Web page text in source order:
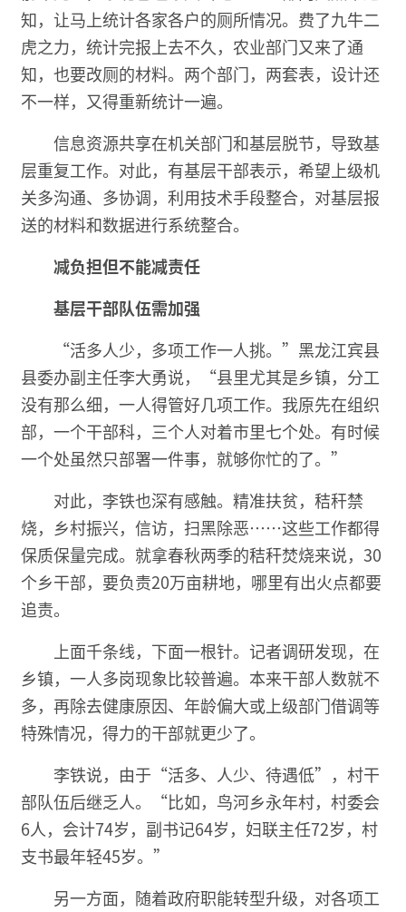
知，让马上统计各家各户的厕所情况。费了九牛二
虎之力，统计完报上去不久，农业部门又来了通
知，也要改厕的材料。两个部门，两套表，设计还
不一样，又得重新统计一遍。
信息资源共享在机关部门和基层脱节，导致基
层重复工作。对此，有基层干部表示，希望上级机
关多沟通、多协调，利用技术手段整合，对基层报
送的材料和数据进行系统整合。
减负担但不能减责任
基层干部队伍需加强
“活多人少，多项工作一人挑。”黑龙江宾县
县委办副主任李大勇说，“县里尤其是乡镇，分工
没有那么细，一人得管好几项工作。我原先在组织
部，一个干部科，三个人对着市里七个处。有时候
一个处虽然只部署一件事，就够你忙的了。”
对此，李铁也深有感触。精准扶贫，秸秆禁
烧，乡村振兴，信访，扫黑除恶……这些工作都得
保质保量完成。就拿春秋两季的秸秆焚烧来说，30
个乡干部，要负责20万亩耕地，哪里有出火点都要
追责。
上面千条线，下面一根针。记者调研发现，在
乡镇，一人多岗现象比较普遍。本来干部人数就不
多，再除去健康原因、年龄偏大或上级部门借调等
特殊情况，得力的干部就更少了。
李铁说，由于“活多、人少、待遇低”，村干
部队伍后继乏人。“比如，鸟河乡永年村，村委会
6人，会计74岁，副书记64岁，妇联主任72岁，村
支书最年轻45岁。”
另一方面，随着政府职能转型升级，对各项工